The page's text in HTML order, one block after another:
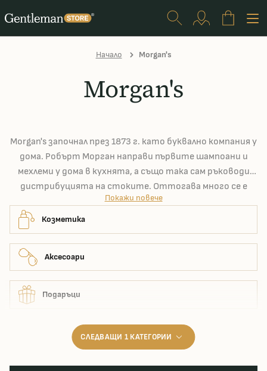
Начало Morgan's
Morgan's
Morgan's започнал през 1873 г. като буквално компания у
дома. Робърт Морган направи първите шампоани и
мехлеми у дома в кухнята, а също така сам ръководи
дистрибуцията на стоките. Оттогава много се е
променило. Morgan's отдавна не се произвежда в
кухнята и се продава не само в най-скъпите
бръснарници в Лондон, но и в повече от петдесет
страни по света. В производството вече не са само
мехлеми и шампоани, но британското качество си
Покажи повече
Козметика
Аксесоари
Подаръци
СЛЕДВАЩИ 1 КАТЕГОРИИ